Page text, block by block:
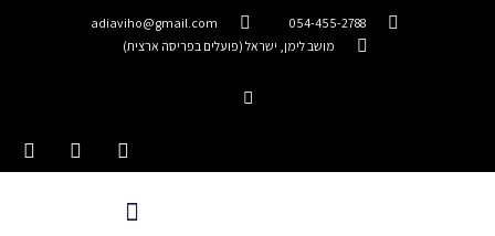
054-455-2788
adiaviho@gmail.com
מושב לימן, ישראל (פועלים בפריסה ארצית)